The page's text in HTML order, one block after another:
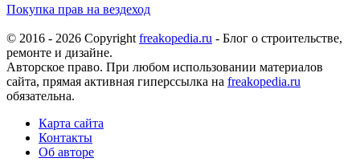
Покупка прав на вездеход
© 2016 - 2026 Copyrightfreakopedia.ru - Блог о строительстве,
ремонте и дизайне.
Авторское право. При любом использовании материалов
сайта, прямая активная гиперссылка на freakopedia.ru
обязательна.
Карта сайта
Контакты
Об авторе